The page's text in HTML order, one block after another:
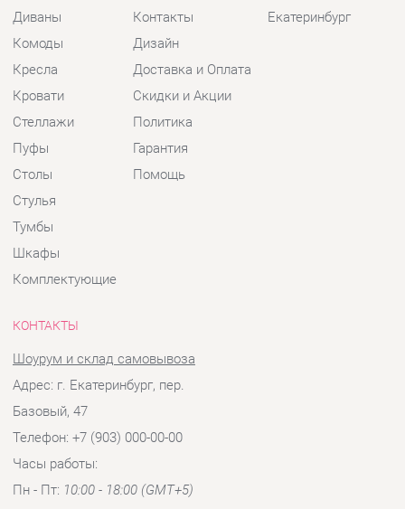
Пуфы
Столы
Стулья
Тумбы
Шкафы
Комплектующие
Гарантия
Помощь
Шоурум и склад самовывоза
Часы работы:
Отправить сообщение